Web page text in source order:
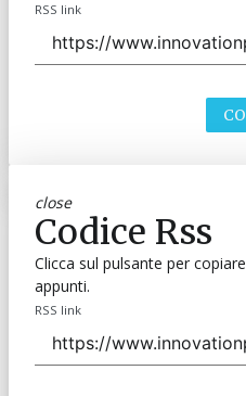
RSS link
close
Codice Rss
Clicca sul pulsante per
appunti.
RSS link